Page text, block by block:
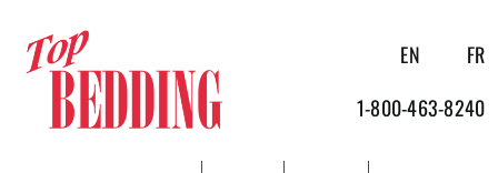
contenu
EN
FR
1-800-463-8240